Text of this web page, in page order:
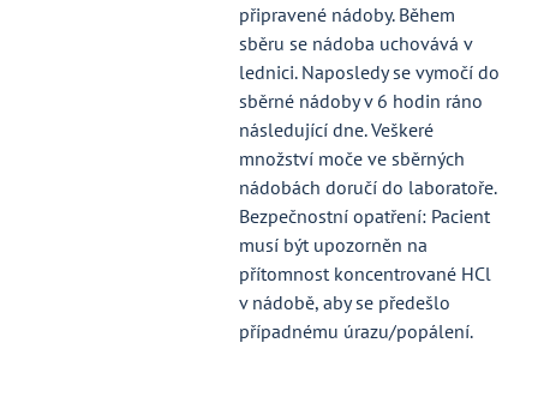
připravené nádoby. Během
sběru se nádoba uchovává v
lednici. Naposledy se vymočí do
sběrné nádoby v 6 hodin ráno
následující dne. Veškeré
množství moče ve sběrných
nádobách doručí do laboratoře.
Bezpečnostní opatření: Pacient
musí být upozorněn na
přítomnost koncentrované HCl
v nádobě, aby se předešlo
případnému úrazu/popálení.